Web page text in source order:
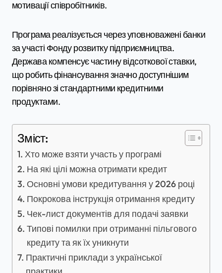
мотивації співробітників.
Програма реалізується через уповноважені банки
за участі Фонду розвитку підприємництва.
Держава компенсує частину відсоткової ставки,
що робить фінансування значно доступнішим
порівняно зі стандартними кредитними
продуктами.
Зміст:
Хто може взяти участь у програмі
На які цілі можна отримати кредит
Основні умови кредитування у 2026 році
Покрокова інструкція отримання кредиту
Чек-лист документів для подачі заявки
Типові помилки при отриманні пільгового
кредиту та як їх уникнути
Практичні приклади з української